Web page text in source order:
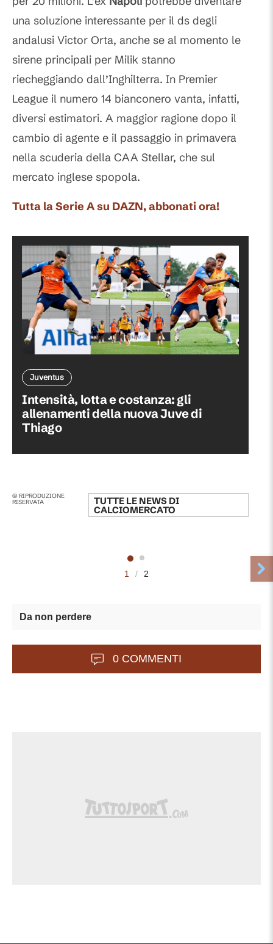
una soluzione interessante per il ds degli
andalusi Victor Orta, anche se al momento le
sirene principali per Milik stanno
riecheggiando dall’Inghilterra. In Premier
League il numero 14 bianconero vanta, infatti,
diversi estimatori. A maggior ragione dopo il
cambio di agente e il passaggio in primavera
nella scuderia della CAA Stellar, che sul
mercato inglese spopola.
Tutta la Serie A su DAZN, abbonati ora!
Juventus
Intensità, lotta e costanza: gli
allenamenti della nuova Juve di
Thiago
© RIPRODUZIONE
RISERVATA TUTTE LE NEWS DI
CALCIOMERCATO
1 / 2
Da non perdere
0 COMMENTI